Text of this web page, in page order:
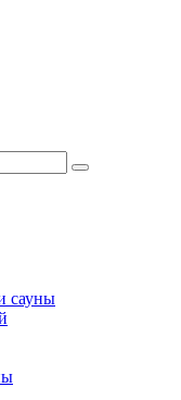
сауны